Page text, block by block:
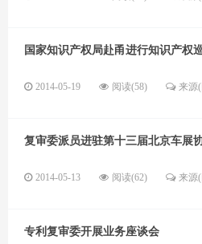
国家知识产权局赴甬进行知识产权
2014-05-19 阅读(58) 来源
复审委派员进驻第十三届北京车展
2014-05-13 阅读(62) 来源
专利复审委开展业务座谈会